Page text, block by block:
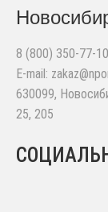
8 (800) 350-77-10
E-mail:
630099,
25, 205